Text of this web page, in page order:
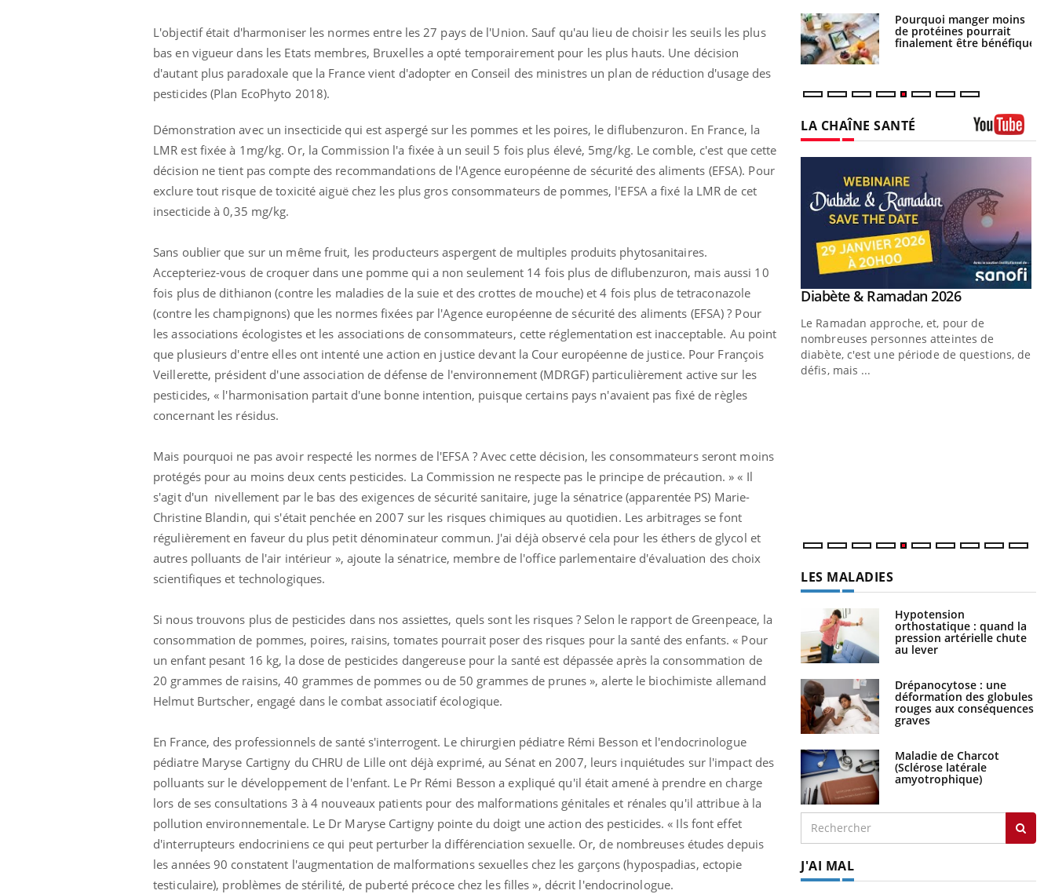
L'objectif était d'harmoniser les normes entre les 27 pays de l'Union. Sauf qu'au lieu de choisir les seuils les plus
bas en vigueur dans les Etats membres, Bruxelles a opté temporairement pour les plus hauts. Une décision
d'autant plus paradoxale que la France vient d'adopter en Conseil des ministres un plan de réduction d'usage des
pesticides (Plan EcoPhyto 2018).
Démonstration avec un insecticide qui est aspergé sur les pommes et les poires, le diflubenzuron. En France, la
LMR est fixée à 1mg/kg. Or, la Commission l'a fixée à un seuil 5 fois plus élevé, 5mg/kg. Le comble, c'est que cette
décision ne tient pas compte des recommandations de l'Agence européenne de sécurité des aliments (EFSA). Pour
exclure tout risque de toxicité aiguë chez les plus gros consommateurs de pommes, l'EFSA a fixé la LMR de cet
insecticide à 0,35 mg/kg.
Sans oublier que sur un même fruit, les producteurs aspergent de multiples produits phytosanitaires.
Accepteriez-vous de croquer dans une pomme qui a non seulement 14 fois plus de diflubenzuron, mais aussi 10
fois plus de dithianon (contre les maladies de la suie et des crottes de mouche) et 4 fois plus de tetraconazole
(contre les champignons) que les normes fixées par l'Agence européenne de sécurité des aliments (EFSA) ? Pour
les associations écologistes et les associations de consommateurs, cette réglementation est inacceptable. Au point
que plusieurs d'entre elles ont intenté une action en justice devant la Cour européenne de justice. Pour François
Veillerette, président d'une association de défense de l'environnement (MDRGF) particulièrement active sur les
pesticides, « l'harmonisation partait d'une bonne intention, puisque certains pays n'avaient pas fixé de règles
concernant les résidus.
Mais pourquoi ne pas avoir respecté les normes de l'EFSA ? Avec cette décision, les consommateurs seront moins
protégés pour au moins deux cents pesticides. La Commission ne respecte pas le principe de précaution. » « Il
s'agit d'un nivellement par le bas des exigences de sécurité sanitaire, juge la sénatrice (apparentée PS) Marie-
Christine Blandin, qui s'était penchée en 2007 sur les risques chimiques au quotidien. Les arbitrages se font
régulièrement en faveur du plus petit dénominateur commun. J'ai déjà observé cela pour les éthers de glycol et
autres polluants de l'air intérieur », ajoute la sénatrice, membre de l'office parlementaire d'évaluation des choix
scientifiques et technologiques.
Si nous trouvons plus de pesticides dans nos assiettes, quels sont les risques ? Selon le rapport de Greenpeace, la
consommation de pommes, poires, raisins, tomates pourrait poser des risques pour la santé des enfants. « Pour
un enfant pesant 16 kg, la dose de pesticides dangereuse pour la santé est dépassée après la consommation de
20 grammes de raisins, 40 grammes de pommes ou de 50 grammes de prunes », alerte le biochimiste allemand
Helmut Burtscher, engagé dans le combat associatif écologique.
En France, des professionnels de santé s'interrogent. Le chirurgien pédiatre Rémi Besson et l'endocrinologue
pédiatre Maryse Cartigny du CHRU de Lille ont déjà exprimé, au Sénat en 2007, leurs inquiétudes sur l'impact des
polluants sur le développement de l'enfant. Le Pr Rémi Besson a expliqué qu'il était amené à prendre en charge
lors de ses consultations 3 à 4 nouveaux patients pour des malformations génitales et rénales qu'il attribue à la
pollution environnementale. Le Dr Maryse Cartigny pointe du doigt une action des pesticides. « Ils font effet
d'interrupteurs endocriniens ce qui peut perturber la différenciation sexuelle. Or, de nombreuses études depuis
les années 90 constatent l'augmentation de malformations sexuelles chez les garçons (hypospadias, ectopie
testiculaire), problèmes de stérilité, de puberté précoce chez les filles », décrit l'endocrinologue.
stratégie simple aurait
basque
change dans la prise en
charge des femmes
enceintes
gâche-t-il les premiers
jours de vos vacances ?
Pourquoi manger moins
de protéines pourrait
finalement être bénéfique
LA CHAÎNE SANTÉ
Youtube
Carence en fer : comprendre pour
Youtube
Fatigue, irritabilité, brouillard mental ou
même alopécie… Les symptômes de la
carence en fer sont multiples ce qui la rend
Youtube
Insuline & Charge mentale : et si on
osait en parler??Youtube
En 2026, l'insuline dans le diabète de type 2
reste entourée d'idées reçues chez les
patients comme parfois chez les soignants.
Youtube
Eczéma Chronique des Mains : se
préparer pour l’été !Youtube
L'été arrive… et avec lui, un tout nouveau
rythme de vie ! Vacances, plage, piscine,
soleil, activités en plein air… Nos mains
sont ...
Youtube
Diabète & Ramadan 2026Youtube
Le Ramadan approche, et, pour de
nombreuses personnes atteintes de
diabète, c'est une période de questions, de